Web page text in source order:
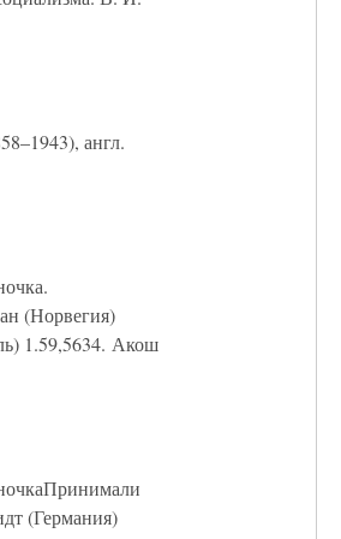
англ.
(Норвегия)
1.59,5634. Акош
(Германия)